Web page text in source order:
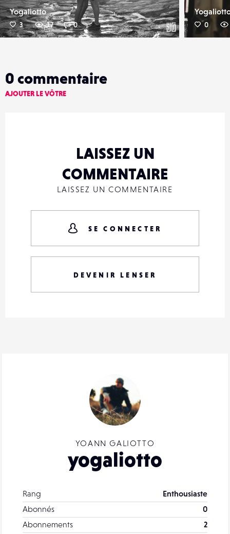
Yogaliotto
3 17 0 0
YOANN GALIOTTO
yogaliotto
Rang
Enthousiaste
Abonnés
0
Abonnements
2
0 commentaire
AJOUTER LE VÔTRE
LAISSEZ UN
COMMENTAIRE
LAISSEZ UN COMMENTAIRE
SE CONNECTER
DEVENIR LENSER